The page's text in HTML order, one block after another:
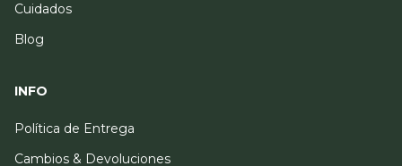
Cuidados
Blog
INFO
Política de Entrega
Cambios & Devoluciones